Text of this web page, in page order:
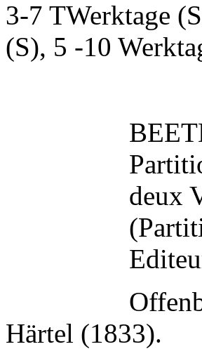
3-7 TWerktage
(S), 5 -10
deux
Härtel (1833).